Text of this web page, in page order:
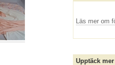
Läs mer om
Upptäck mer